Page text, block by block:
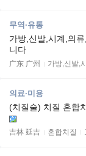
무역·유통
가방,신발,시계,의
니다
广东 广州 가방,신발,
의료·미용
(치질술) 치질 혼합
吉林 延吉 혼합치질